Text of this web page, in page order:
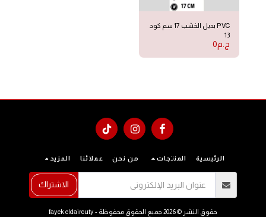
PVC بديل الخشب 17 سم كود
13
ج.م0
الرئيسية المنتجات من نحن عملائنا المزيد
الاشتراك
حقوق النشر © 2026 جميع الحقوق محفوظة - fayek eldairouty